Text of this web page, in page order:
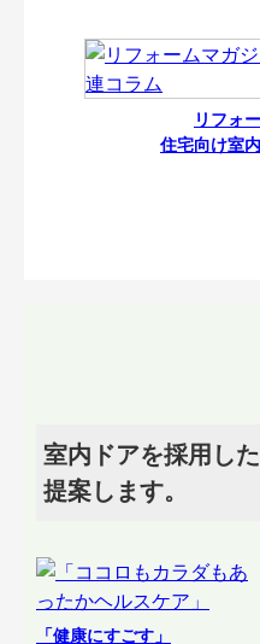
リフォ
住宅向け室
室内ドアを採用し
提案します。
「健康にすごす」